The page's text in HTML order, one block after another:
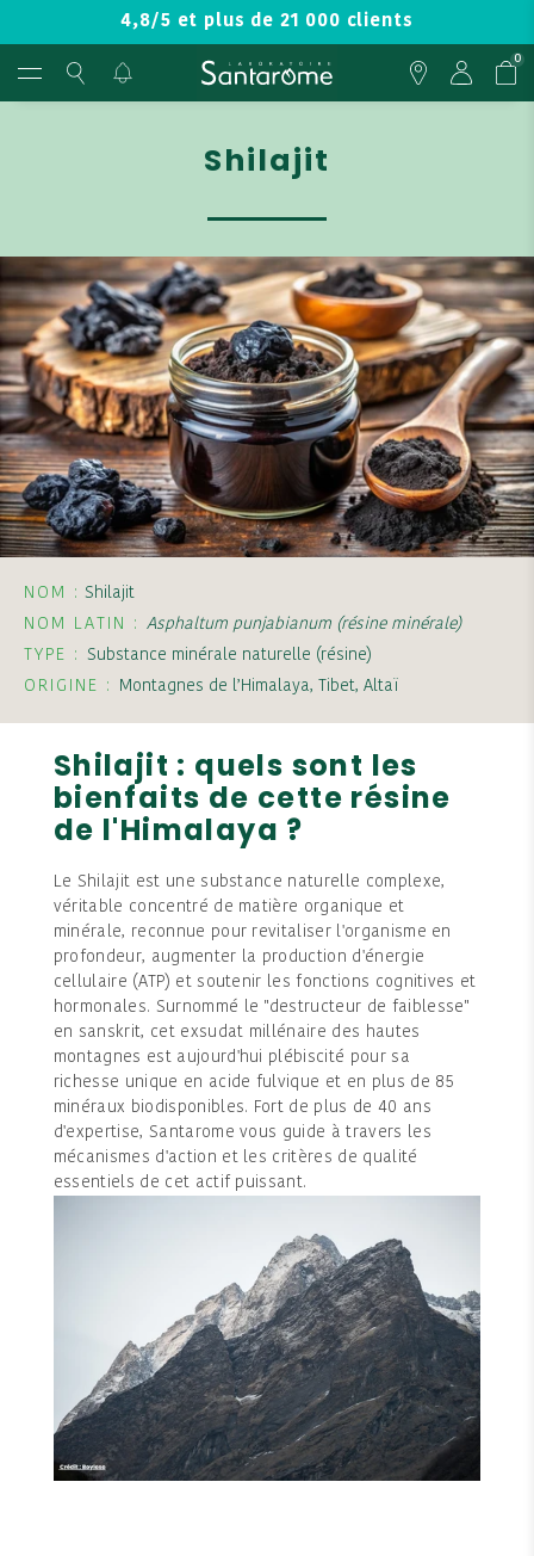
4,8/5 et plus de 21 000 clients
0
Shilajit
NOM : Shilajit
NOM LATIN : Asphaltum punjabianum (résine minérale)
TYPE : Substance minérale naturelle (résine)
ORIGINE : Montagnes de l’Himalaya, Tibet, Altaï
Shilajit : quels sont les
bienfaits de cette résine
de l'Himalaya ?
Le Shilajit est une substance naturelle complexe,
véritable concentré de matière organique et
minérale, reconnue pour revitaliser l'organisme en
profondeur, augmenter la production d'énergie
cellulaire (ATP) et soutenir les fonctions cognitives et
hormonales. Surnommé le "destructeur de faiblesse"
en sanskrit, cet exsudat millénaire des hautes
montagnes est aujourd'hui plébiscité pour sa
richesse unique en acide fulvique et en plus de 85
minéraux biodisponibles. Fort de plus de 40 ans
d'expertise, Santarome vous guide à travers les
mécanismes d'action et les critères de qualité
essentiels de cet actif puissant.